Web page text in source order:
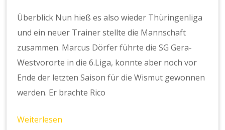
Überblick Nun hieß es also wieder Thüringenliga
und ein neuer Trainer stellte die Mannschaft
zusammen. Marcus Dörfer führte die SG Gera-
Westvororte in die 6.Liga, konnte aber noch vor
Ende der letzten Saison für die Wismut gewonnen
werden. Er brachte Rico
Weiterlesen